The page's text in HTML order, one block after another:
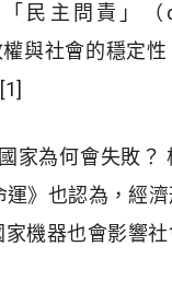
民主問責」（
與社會的穩定性
家為何會失敗？
》也認為，經
機器也會影響社